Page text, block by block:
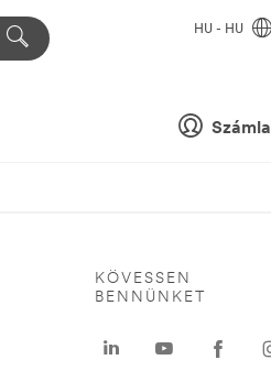
Számla
HU - HU
KÖVESSEN
BENNÜNKET